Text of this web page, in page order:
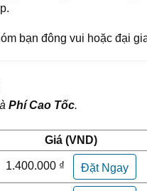
bạn đông vui hoặc đại
Phí Cao Tốc.
Giá (VND)
1.400.000 ₫ Đặt Ngay